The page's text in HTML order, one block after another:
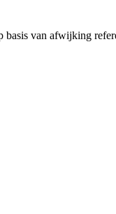
van afwijking